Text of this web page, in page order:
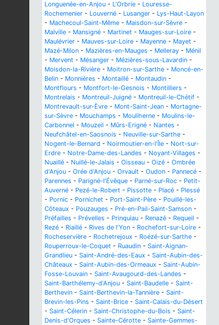
Longuenée-en-Anjou - L'Orbrie - Louresse-
Rochemenier - Louverné - Lusanger - Lys-Haut-Layon
- Machecoul-Saint-Même - Maisdon-sur-Sèvre -
Malville - Mansigné - Martinet - Mauges-sur-Loire -
Maulévrier - Mauves-sur-Loire - Mayenne - Mayet -
Mazé-Milon - Mazières-en-Mauges - Melleray - Ménil
- Mervent - Mésanger - Mézières-sous-Lavardin -
Moisdon-la-Rivière - Moitron-sur-Sarthe - Moncé-en-
Belin - Monnières - Montaillé - Montaudin -
Montflours - Montfort-le-Gesnois - Montilliers -
Montrelais - Montreuil-Juigné - Montreuil-le-Chétif -
Montrevault-sur-Èvre - Mont-Saint-Jean - Mortagne-
sur-Sèvre - Mouchamps - Mouliherne - Moulins-le-
Carbonnel - Mouzeil - Mûrs-Erigné - Nantes -
Neufchâtel-en-Saosnois - Neuville-sur-Sarthe -
Nogent-le-Bernard - Noirmoutier-en-l'Île - Nort-sur-
Erdre - Notre-Dame-des-Landes - Noyant-Villages -
Nuaillé - Nuillé-le-Jalais - Oisseau - Oizé - Ombrée
d'Anjou - Orée d'Anjou - Orvault - Oudon - Pannecé -
Parennes - Parigné-l'Évêque - Parné-sur-Roc - Petit-
Auverné - Pezé-le-Robert - Pissotte - Placé - Plessé
- Pornic - Pornichet - Port-Saint-Père - Pouillé-les-
Côteaux - Pouzauges - Pré-en-Pail-Saint-Samson -
Préfailles - Prévelles - Prinquiau - Renazé - Requeil -
Rezé - Riaillé - Rives de l'Yon - Rochefort-sur-Loire -
Rocheservière - Rochetrejoux - Roézé-sur-Sarthe -
Rouperroux-le-Coquet - Ruaudin - Saint-Aignan-
Grandlieu - Saint-André-des-Eaux - Saint-Aubin-des-
Châteaux - Saint-Aubin-des-Ormeaux - Saint-Aubin-
Fosse-Louvain - Saint-Avaugourd-des-Landes -
Saint-Barthélemy-d'Anjou - Saint-Baudelle - Saint-
Berthevin - Saint-Berthevin-la-Tannière - Saint-
Brevin-les-Pins - Saint-Brice - Saint-Calais-du-Désert
- Saint-Célerin - Saint-Christophe-du-Bois - Saint-
Denis-d'Orques - Sainte-Cérotte - Sainte-Gemmes-